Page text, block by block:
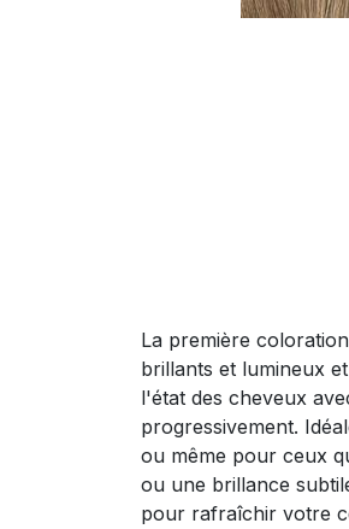
La première
brillants et lumineux
l'état des cheveux
progressivement.
ou même pour ceux
ou une brillance
pour rafraîchir votre